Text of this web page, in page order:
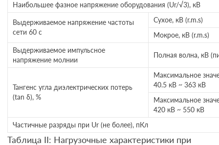
Наибольшее фазное напряжение оборудования (Ur/√3), кВ
Выдерживаемое напряжение частоты
сети 60 с
Сухое, кВ (r.m.s)
Мокрое, кВ (r.m.s)
Выдерживаемое импульсное
напряжение молнии
Полная волна, кВ
Тангенс угла диэлектрических потерь
(tan δ), %
Максимальное
40.5 кВ ~ 363 кВ
Максимальное
420 кВ ~ 550 кВ
Частичные разряды при Ur (не более), пКл
Таблица II: Нагрузочные характеристики при